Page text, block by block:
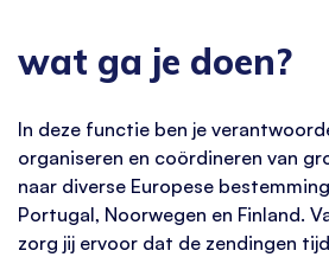
wat ga je doen?
In deze functie ben je
organiseren en coördineren van
naar diverse Europese
Portugal, Noorwegen en Finland.
zorg jij ervoor dat de zendingen